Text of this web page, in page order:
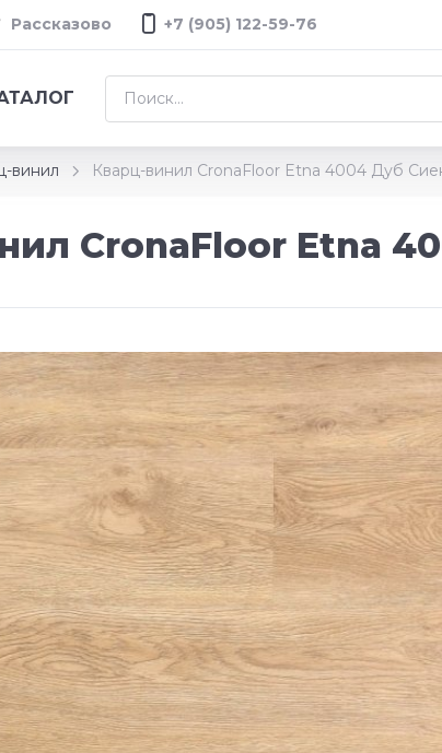
Рассказово +7 (905) 122-59-76
винил Кварц-винил CronaFloor Etna 4004 Дуб
CronaFloor Etna